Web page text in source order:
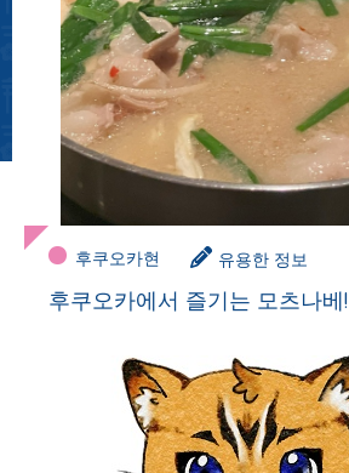
후쿠오카현 유용한 정보
후쿠오카에서 즐기는 모츠나베!